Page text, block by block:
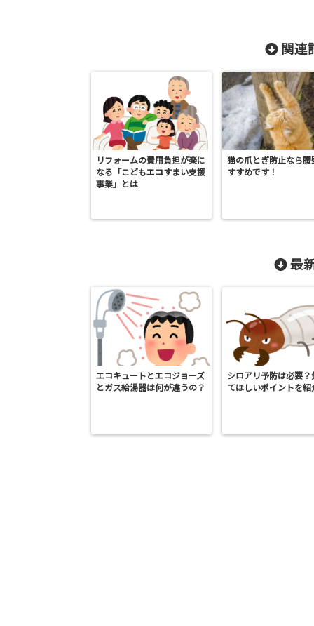
関連
リフォームの費用負担が楽に
なる「こどもエコすまい支援
事業」とは
猫の爪とぎ防止なら腰
すすめです！
最
エコキュートとエコジョーズ
とガス給湯器は何が違うの？
シロアリ予防は必要？
てほしいポイントを紹